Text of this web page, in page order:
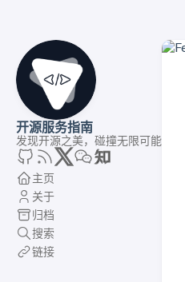
开源服务指南
发现开源之美，碰撞无限可能
主页
关于
归档
搜索
链接